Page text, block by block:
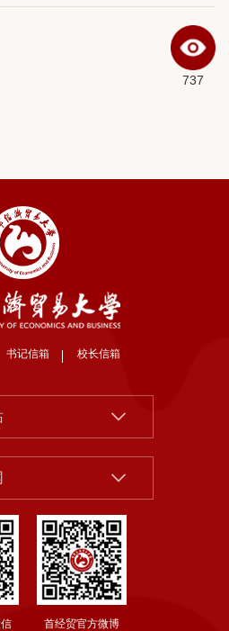
737
大学
规划办公室
书记信箱 校长信箱
首经贸官方微博